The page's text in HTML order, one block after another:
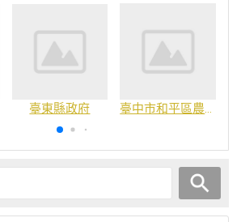
臺東縣政府